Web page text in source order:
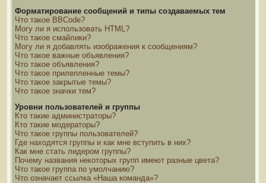
Форматирование сообщений и типы создаваемых тем
Что такое BBCode?
Могу ли я использовать HTML?
Что такое смайлики?
Могу ли я добавлять изображения к сообщениям?
Что такое важные объявления?
Что такое объявления?
Что такое прилепленные темы?
Что такое закрытые темы?
Что такое значки тем?
Уровни пользователей и группы
Кто такие администраторы?
Кто такие модераторы?
Что такое группы пользователей?
Где находятся группы и как мне вступить в них?
Как мне стать лидером группы?
Почему названия некоторых групп имеют разные цвета?
Что такое группа по умолчанию?
Что означает ссылка «Наша команда»?